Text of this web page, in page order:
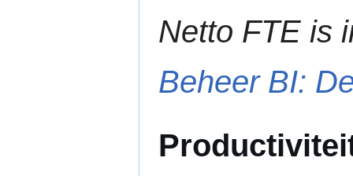
Netto FTE is
Beheer BI: